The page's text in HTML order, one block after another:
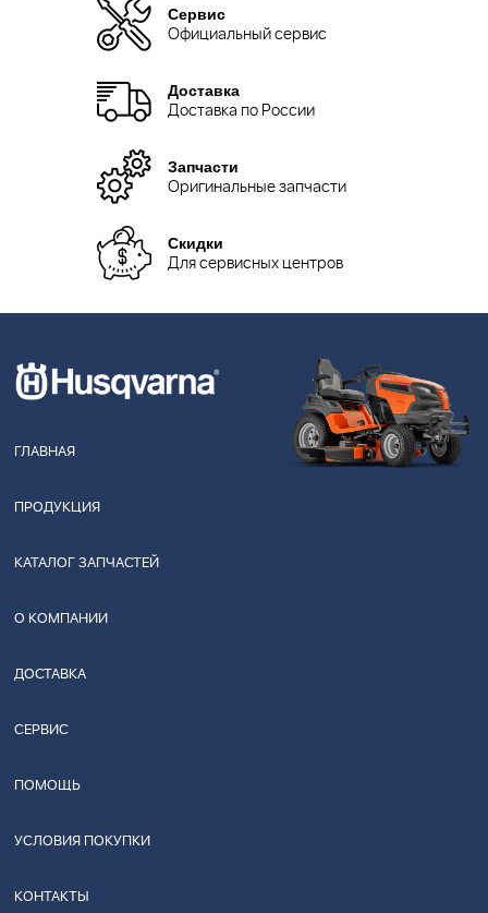
Сервис
Официальный сервис
Доставка
Доставка по России
Запчасти
Оригинальные запчасти
Скидки
Для сервисных центров
ГЛАВНАЯ
ПРОДУКЦИЯ
КАТАЛОГ ЗАПЧАСТЕЙ
О КОМПАНИИ
ДОСТАВКА
СЕРВИС
ПОМОЩЬ
УСЛОВИЯ ПОКУПКИ
КОНТАКТЫ